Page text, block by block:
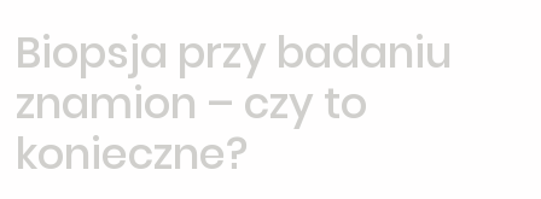
Biopsja przy badaniu
znamion – czy to
konieczne?